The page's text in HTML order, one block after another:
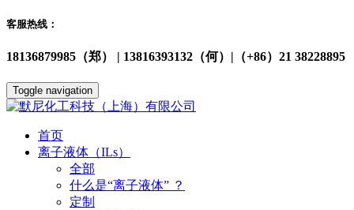
客服热线：
18136879985（郑） | 13816393132（何）|（+86）21 38228895
Toggle navigation
首页
离子液体（ILs）
全部
什么是“离子液体” ？
定制